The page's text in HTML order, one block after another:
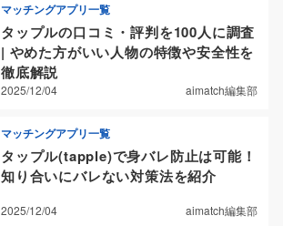
マッチングアプリ一覧
タップルの口コミ・評判を100人に調査
| やめた方がいい人物の特徴や安全性を
徹底解説
2025/12/04 aimatch編集部
マッチングアプリ一覧
タップル(tapple)で身バレ防止は可能！
知り合いにバレない対策法を紹介
2025/12/04 aimatch編集部